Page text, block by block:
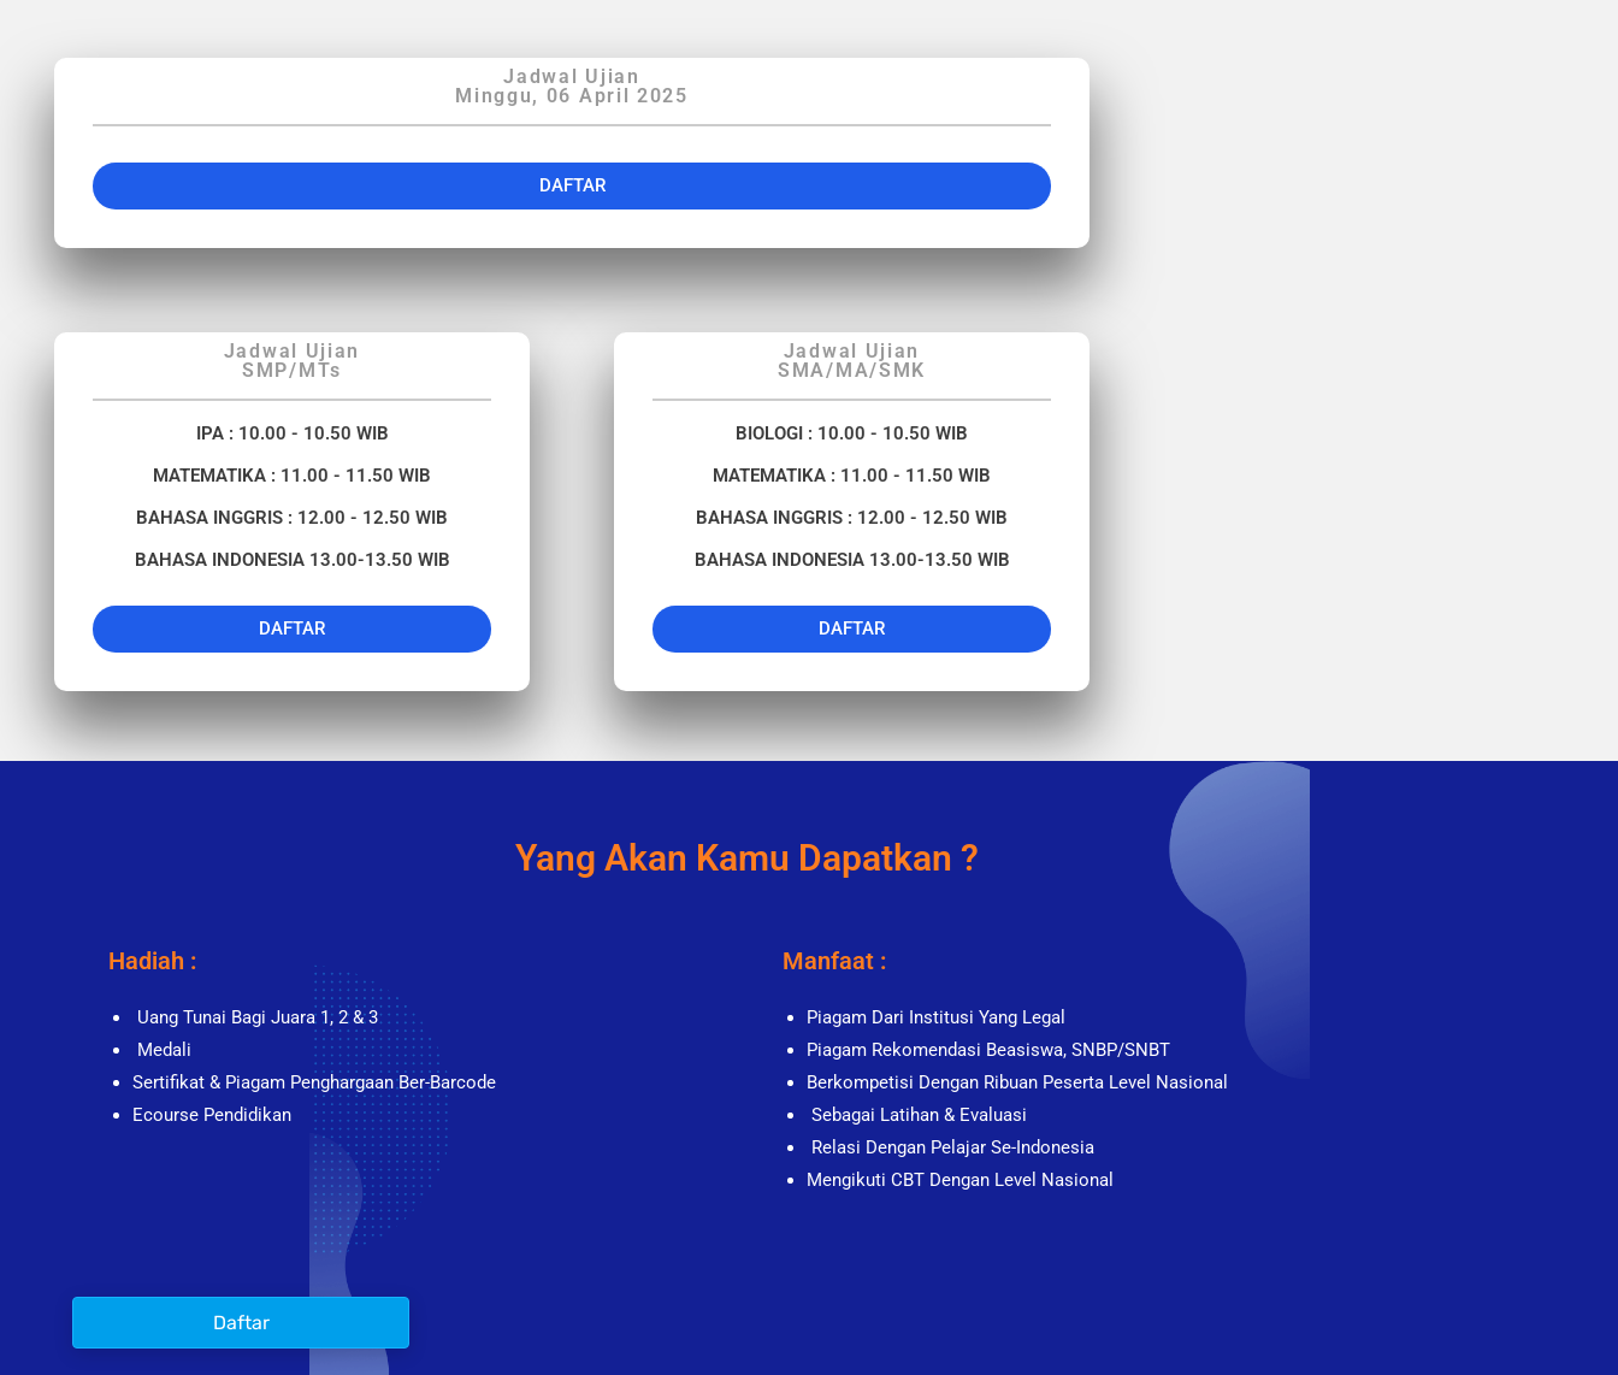
Jadwal Ujian
Minggu, 06 April 2025
DAFTAR
Jadwal Ujian
SMP/MTs
IPA : 10.00 - 10.50 WIB
MATEMATIKA : 11.00 - 11.50 WIB
BAHASA INGGRIS : 12.00 - 12.50 WIB
BAHASA INDONESIA 13.00-13.50 WIB
DAFTAR
Jadwal Ujian
SMA/MA/SMK
BIOLOGI : 10.00 - 10.50 WIB
MATEMATIKA : 11.00 - 11.50 WIB
BAHASA INGGRIS : 12.00 - 12.50 WIB
BAHASA INDONESIA 13.00-13.50 WIB
DAFTAR
Yang Akan Kamu Dapatkan ?
Hadiah :
Uang Tunai Bagi Juara 1, 2 & 3
Medali
Sertifikat & Piagam Penghargaan Ber-Barcode
Ecourse Pendidikan
Manfaat :
Piagam Dari Institusi Yang Legal
Piagam Rekomendasi Beasiswa, SNBP/SNBT
Berkompetisi Dengan Ribuan Peserta Level Nasional
Sebagai Latihan & Evaluasi
Relasi Dengan Pelajar Se-Indonesia
Mengikuti CBT Dengan Level Nasional
Daftar